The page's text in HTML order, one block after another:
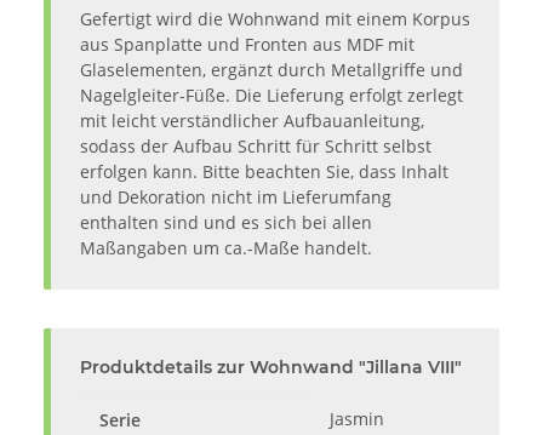
Gefertigt wird die Wohnwand mit einem Korpus
aus Spanplatte und Fronten aus MDF mit
Glaselementen, ergänzt durch Metallgriffe und
Nagelgleiter-Füße. Die Lieferung erfolgt zerlegt
mit leicht verständlicher Aufbauanleitung,
sodass der Aufbau Schritt für Schritt selbst
erfolgen kann. Bitte beachten Sie, dass Inhalt
und Dekoration nicht im Lieferumfang
enthalten sind und es sich bei allen
Maßangaben um ca.-Maße handelt.
Produktdetails zur Wohnwand "Jillana VIII"
Serie Jasmin